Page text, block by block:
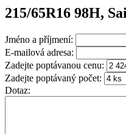
215/65R16 98H,
Jméno a příjmení:
E-mailová adresa:
Zadejte poptávanou cenu:
Zadejte poptávaný počet:
Dotaz: